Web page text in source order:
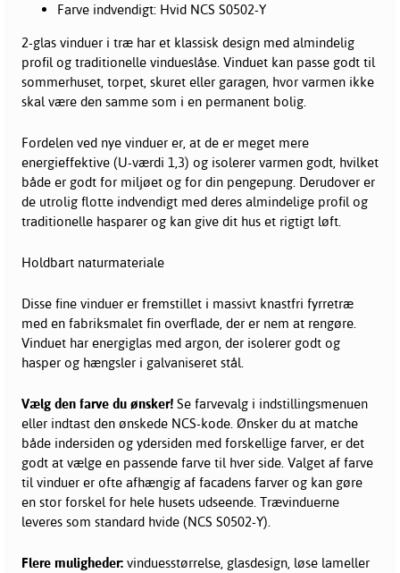
Farve indvendigt: Hvid NCS S0502-Y
2-glas vinduer i træ har et klassisk design med almindelig
profil og traditionelle vindueslåse. Vinduet kan passe godt til
sommerhuset, torpet, skuret eller garagen, hvor varmen ikke
skal være den samme som i en permanent bolig.
Fordelen ved nye vinduer er, at de er meget mere
energieffektive (U-værdi 1,3) og isolerer varmen godt, hvilket
både er godt for miljøet og for din pengepung. Derudover er
de utrolig flotte indvendigt med deres almindelige profil og
traditionelle hasparer og kan give dit hus et rigtigt løft.
Holdbart naturmateriale
Disse fine vinduer er fremstillet i massivt knastfri fyrretræ
med en fabriksmalet fin overflade, der er nem at rengøre.
Vinduet har energiglas med argon, der isolerer godt og
hasper og hængsler i galvaniseret stål.
Vælg den farve du ønsker! Se farvevalg i indstillingsmenuen
eller indtast den ønskede NCS-kode. Ønsker du at matche
både indersiden og ydersiden med forskellige farver, er det
godt at vælge en passende farve til hver side. Valget af farve
til vinduer er ofte afhængig af facadens farver og kan gøre
en stor forskel for hele husets udseende. Trævinduerne
leveres som standard hvide (NCS S0502-Y).
Flere muligheder: vinduesstørrelse, glasdesign, løse lameller